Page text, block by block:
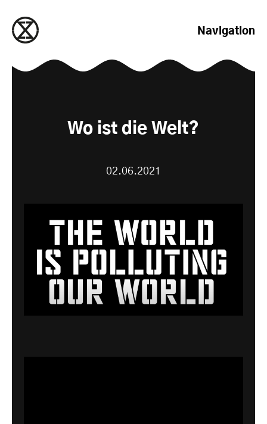
Navigation
Wo ist die Welt?
02.06.2021